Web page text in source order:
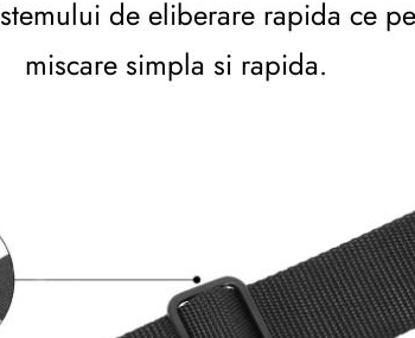
de eliberare rapida ce
miscare simpla si rapida.